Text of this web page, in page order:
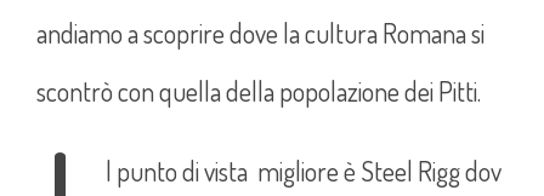
andiamo a scoprire dove la cultura Romana si
scontrò con quella della popolazione dei Pitti.
l punto di vista migliore è Steel Rigg dov